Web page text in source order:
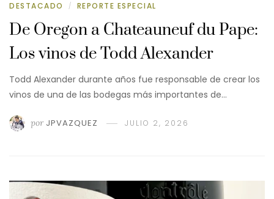
DESTACADO / REPORTE ESPECIAL
De Oregon a Chateauneuf du Pape:
Los vinos de Todd Alexander
Todd Alexander durante años fue responsable de crear los
vinos de una de las bodegas más importantes de…
por JPVAZQUEZ JULIO 2, 2026